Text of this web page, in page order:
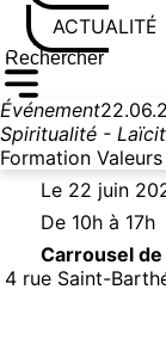
ACTUALITÉS
Rechercher sur le
Saisissez au
Événement
Spiritualité -
Formation
Le 22 juin
De 10h à 17h
Carrousel
4 rue Saint-